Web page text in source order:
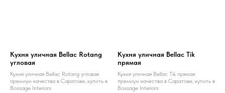
Кухня уличная Bellac Rotang
угловая
Кухня уличная Bellac Rotang угловая
премиум качества в Саратове, купить в
Bossage Interiors
Кухня уличная Bellac Tik
прямая
Кухня уличная Bellac Tik прямая
премиум качества в Саратове, купить в
Bossage Interiors